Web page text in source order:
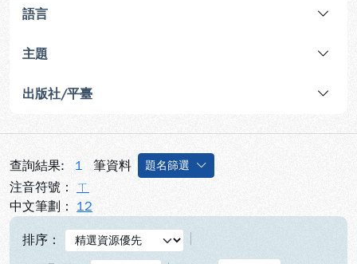
語言
主題
出版社/平臺
查詢結果: 1 筆資料 題名篩選
注音符號：
ㄒ
中文筆劃： 12
排序：